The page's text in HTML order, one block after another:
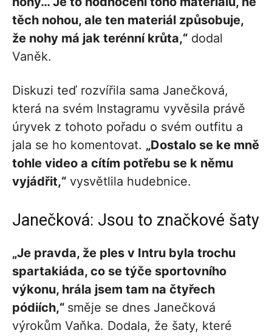
těch nohou, ale ten materiál způsobuje,
že nohy má jak terénní krůta,“ dodal
Vaněk.
Diskuzi teď rozvířila sama Janečková,
která na svém Instagramu vyvěsila právě
úryvek z tohoto pořadu o svém outfitu a
jala se ho komentovat. „Dostalo se ke mně
tohle video a cítím potřebu se k němu
vyjádřit,“ vysvětlila hudebnice.
Janečková: Jsou to značkové šaty
„Je pravda, že ples v Intru byla trochu
spartakiáda, co se týče sportovního
výkonu, hrála jsem tam na čtyřech
pódiích,“ směje se dnes Janečková
výrokům Vaňka. Dodala, že šaty, které